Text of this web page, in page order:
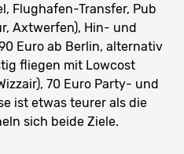
Flughafen-Transfer, Pub
Axtwerfen), Hin- und
Euro ab Berlin, alternativ
fliegen mit Lowcost
70 Euro Party- und
ist etwas teurer als die
sich beide Ziele.